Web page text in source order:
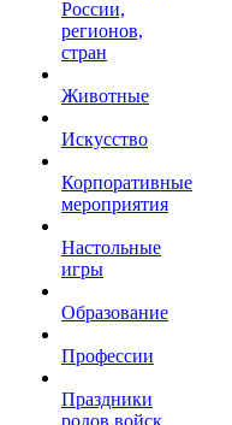
России,
регионов,
стран
Животные
Искусство
Корпоративные
мероприятия
Настольные
игры
Образование
Профессии
Праздники
родов войск